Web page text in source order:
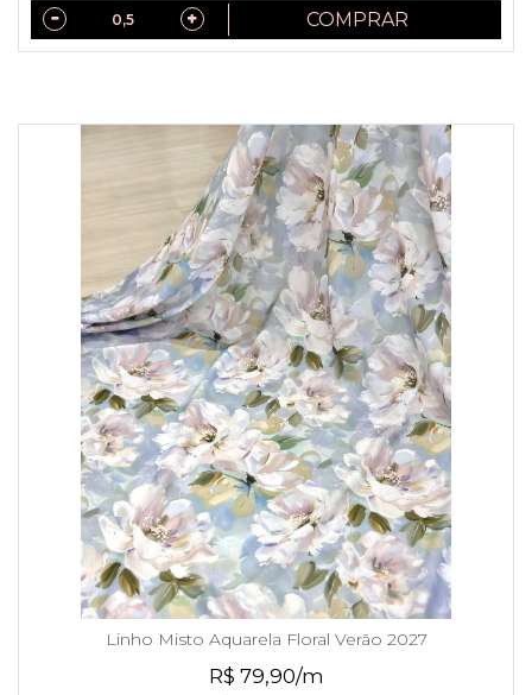
COMPRAR
Linho Misto Aquarela Floral Verão 2027
R$ 79,90/m